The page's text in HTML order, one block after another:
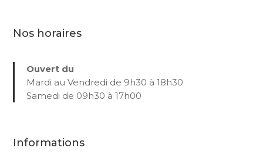
Nos horaires
Ouvert du
Mardi au Vendredi de 9h30 à 18h30
Samedi de 09h30 à 17h00
Informations